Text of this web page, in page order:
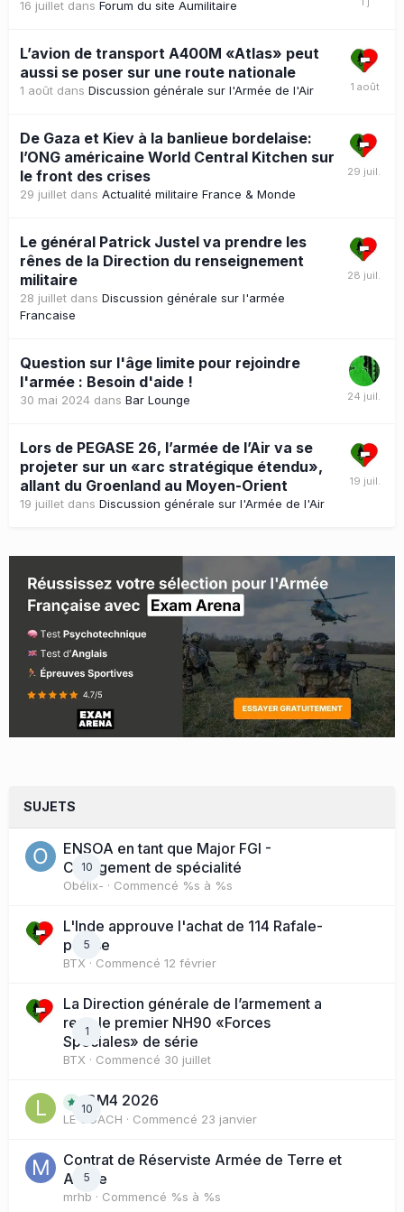
16 juillet dans Forum du site Aumilitaire
L’avion de transport A400M «Atlas» peut
aussi se poser sur une route nationale
1 août dans Discussion générale sur l'Armée de l'Air
De Gaza et Kiev à la banlieue bordelaise:
l’ONG américaine World Central Kitchen sur
le front des crises
29 juillet dans Actualité militaire France & Monde
Le général Patrick Justel va prendre les
rênes de la Direction du renseignement
militaire
28 juillet dans Discussion générale sur l'armée
Francaise
Question sur l'âge limite pour rejoindre
l'armée : Besoin d'aide !
30 mai 2024 dans Bar Lounge
Lors de PEGASE 26, l’armée de l’Air va se
projeter sur un «arc stratégique étendu»,
allant du Groenland au Moyen-Orient
19 juillet dans Discussion générale sur l'Armée de l'Air
SUJETS
10
ENSOA en tant que Major FGI -
Changement de spécialité
Obélix- · Commencé %s à %s
5
L'Inde approuve l'achat de 114 Rafale-
presse
BTX · Commencé 12 février
1
La Direction générale de l’armement a
reçu le premier NH90 «Forces
Spéciales» de série
BTX · Commencé 30 juillet
10BM4 2026
LE COACH · Commencé 23 janvier
5
Contrat de Réserviste Armée de Terre et
Active
mrhb · Commencé %s à %s